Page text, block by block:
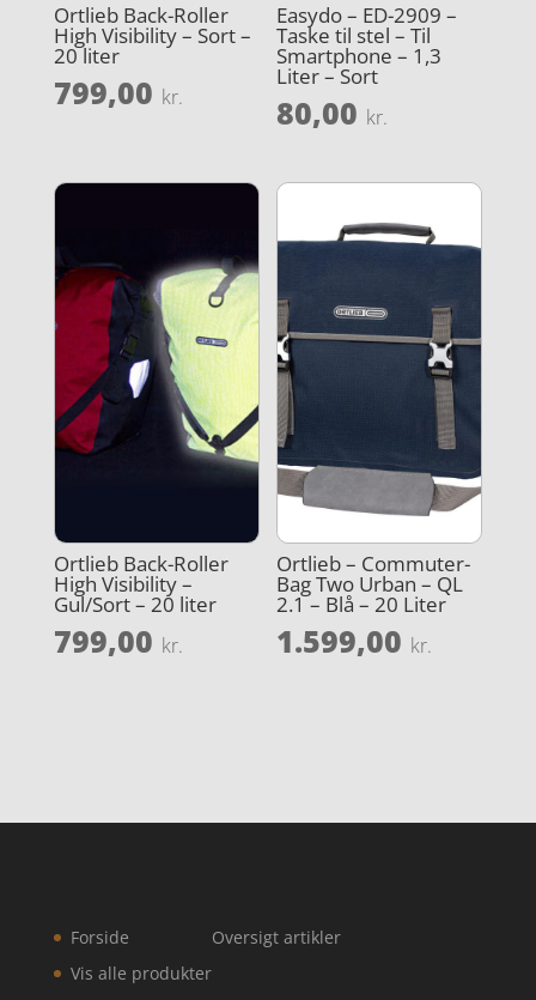
Ortlieb Back-Roller
High Visibility – Sort –
20 liter
799,00 kr.
Easydo – ED-2909 –
Taske til stel – Til
Smartphone – 1,3
Liter – Sort
80,00 kr.
Ortlieb Back-Roller
High Visibility –
Gul/Sort – 20 liter
799,00 kr.
Ortlieb – Commuter-
Bag Two Urban – QL
2.1 – Blå – 20 Liter
1.599,00 kr.
Forside
Vis alle produkter
Oversigt artikler